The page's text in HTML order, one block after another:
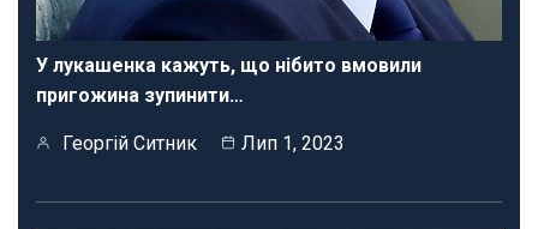
У лукашенка кажуть, що нібито вмовили
пригожина зупинити…
Георгій Ситник Лип 1, 2023